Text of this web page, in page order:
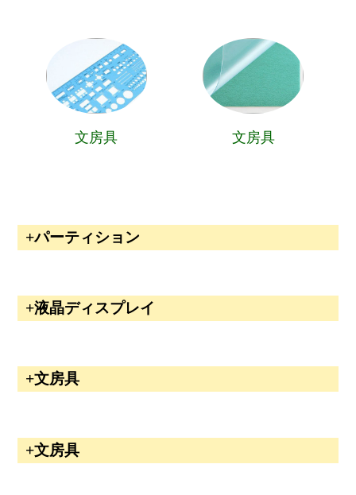
文房具 文房具
パーティション
液晶ディスプレイ
文房具
文房具